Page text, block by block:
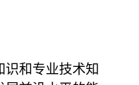
识和专业技术知